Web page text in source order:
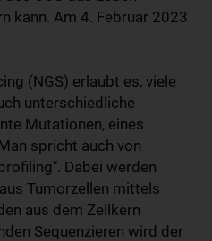
kann. Am 4. Februar 2023
(NGS) erlaubt es, viele
unterschiedliche
Mutationen, eines
spricht auch von
Dabei werden
Tumorzellen mittels
aus dem Zellkern
Sequenzieren wird der